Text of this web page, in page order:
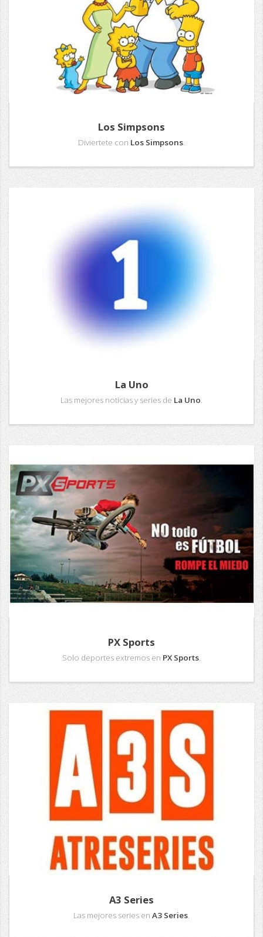
Los Simpsons
Diviertete con Los Simpsons.
La Uno
Las mejores noticias y series de La Uno.
PX Sports
Solo deportes extremos en PX Sports.
A3 Series
Las mejores series en A3 Series.